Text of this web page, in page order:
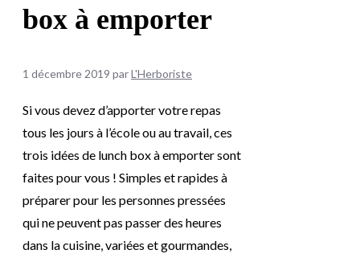
box à emporter
1 décembre 2019 parL'Herboriste
Si vous devez d’apporter votre repas
tous les jours à l’école ou au travail, ces
trois idées de lunch box à emporter sont
faites pour vous ! Simples et rapides à
préparer pour les personnes pressées
qui ne peuvent pas passer des heures
dans la cuisine, variées et gourmandes,